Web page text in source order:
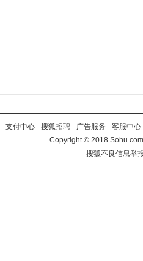
- 支付中心 - 搜狐招聘 - 广告服务 - 客服中心
Copyright©2018
搜狐不良信息举